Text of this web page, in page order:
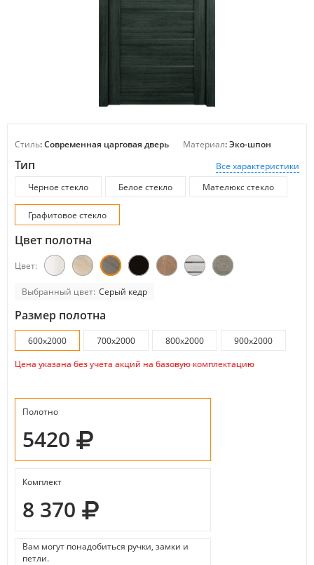
Стиль: Современная царговая дверь Материал: Эко-шпон
Все характеристики
Тип
Черное стекло Белое стекло Мателюкс стекло
Графитовое стекло
Цвет полотна
Цвет:
Выбранный цвет: Серый кедр
Размер полотна
600x2000 700x2000 800x2000
900x2000
Цена указана без учета акций на базовую комплектацию
Полотно
5420
Комплект
8 370
Вам могут понадобиться ручки, замки и
петли.